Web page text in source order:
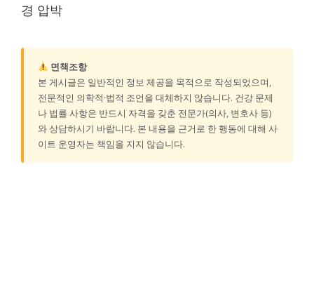
경 압박
면책조항
본 게시글은 일반적인 정보 제공을 목적으로 작성되었으며,
전문적인 의학적·법적 조언을 대체하지 않습니다. 건강 문제
나 법률 사항은 반드시 자격을 갖춘 전문가(의사, 변호사 등)
와 상담하시기 바랍니다. 본 내용을 근거로 한 행동에 대해 사
이트 운영자는 책임을 지지 않습니다.